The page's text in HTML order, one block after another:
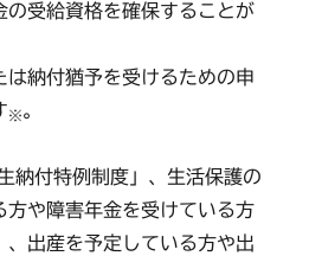
の受給資格を確保することが
納付猶予を受けるための申
※。
納付特例制度」、生活保護の
方や障害年金を受けている方
、出産を予定している方や出